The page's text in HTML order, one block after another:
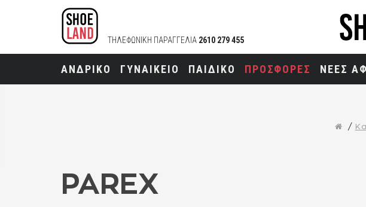
ΤΗΛΕΦΩΝΙΚΗ ΠΑΡΑΓΓΕΛΙΑ 2610 279 455
ΑΝΔΡΙΚΟ ΓΥΝΑΙΚΕΙΟ ΠΑΙΔΙΚΟ ΠΡΟΣΦΟΡΕΣ ΝΕΕΣ
PAREX